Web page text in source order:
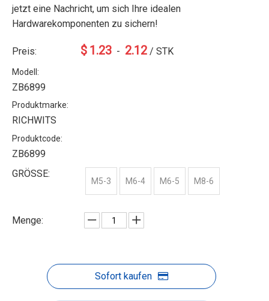
jetzt eine Nachricht, um sich Ihre idealen
Hardwarekomponenten zu sichern!
Preis: $ 1.23 - 2.12 / STK
Modell:
ZB6899
Produktmarke:
RICHWITS
Produktcode:
ZB6899
GRÖSSE:
M5-3 M6-4 M6-5 M8-6
Menge:
Sofort kaufen